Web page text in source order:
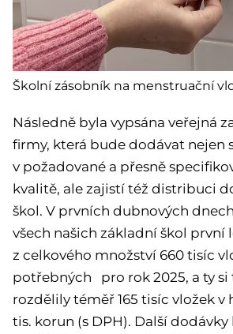
Školní zásobník na menstruační
Následně byla vypsána veřejná
firmy, která bude dodávat nejen
v požadované a přesně
kvalitě, ale zajistí též distribuci
škol. V prvních dubnových
všech našich základní škol první
z celkového množství 660 tisíc
potřebných pro rok 2025, a ty si
rozdělily téměř 165 tisíc vložek v
tis. korun (s DPH). Další